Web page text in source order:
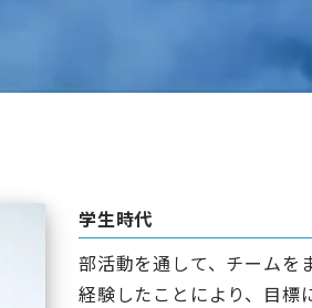
学生時代
部活動を通して、チームを
経験したことにより、目標